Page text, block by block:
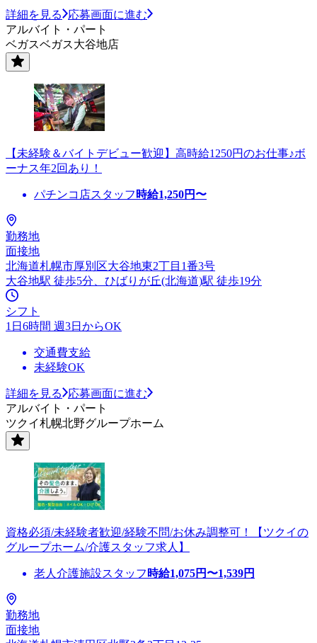
詳細を見る
応募画面に進む
アルバイト・パート
ベガスベガス大谷地店
【未経験＆バイトデビュー歓迎】高時給1250円のお仕事♪ボ
ーナス年2回あり！
パチンコ店スタッフ 時給1,250円〜
勤務地
面接地
北海道札幌市厚別区大谷地東2丁目1番3号
大谷地駅 徒歩5分、ひばりが丘(北海道)駅 徒歩19分
シフト
1日6時間 週3日からOK
交通費支給
未経験OK
詳細を見る
応募画面に進む
アルバイト・パート
ツクイ札幌北野グループホーム
資格必須/未経験者歓迎/経験不問/お休み調整可！【ツクイの
グループホーム/介護スタッフ求人】
老人介護施設スタッフ 時給1,075円〜1,539円
勤務地
面接地